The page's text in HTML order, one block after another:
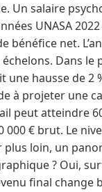
Un salaire
UNASA
bénéfice net.
Dans le
une hausse de 2
à projeter une
peut atteindre
€ brut. Le
loin, un
? Oui,
final change